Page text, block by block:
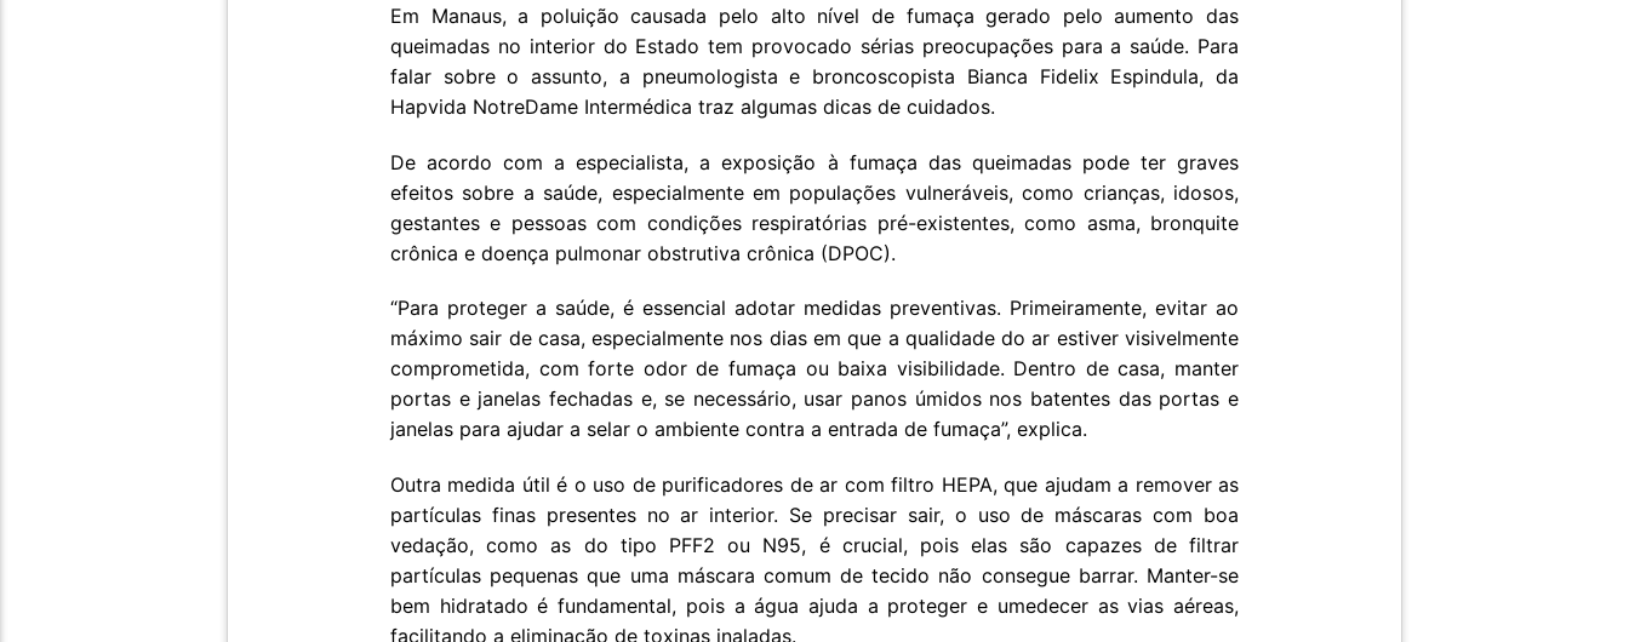
Em Manaus, a poluição causada pelo alto nível de fumaça gerado pelo aumento das
queimadas no interior do Estado tem provocado sérias preocupações para a saúde. Para
falar sobre o assunto, a pneumologista e broncoscopista Bianca Fidelix Espindula, da
Hapvida NotreDame Intermédica traz algumas dicas de cuidados.
De acordo com a especialista, a exposição à fumaça das queimadas pode ter graves
efeitos sobre a saúde, especialmente em populações vulneráveis, como crianças, idosos,
gestantes e pessoas com condições respiratórias pré-existentes, como asma, bronquite
crônica e doença pulmonar obstrutiva crônica (DPOC).
“Para proteger a saúde, é essencial adotar medidas preventivas. Primeiramente, evitar ao
máximo sair de casa, especialmente nos dias em que a qualidade do ar estiver visivelmente
comprometida, com forte odor de fumaça ou baixa visibilidade. Dentro de casa, manter
portas e janelas fechadas e, se necessário, usar panos úmidos nos batentes das portas e
janelas para ajudar a selar o ambiente contra a entrada de fumaça”, explica.
Outra medida útil é o uso de purificadores de ar com filtro HEPA, que ajudam a remover as
partículas finas presentes no ar interior. Se precisar sair, o uso de máscaras com boa
vedação, como as do tipo PFF2 ou N95, é crucial, pois elas são capazes de filtrar
partículas pequenas que uma máscara comum de tecido não consegue barrar. Manter-se
bem hidratado é fundamental, pois a água ajuda a proteger e umedecer as vias aéreas,
facilitando a eliminação de toxinas inaladas.